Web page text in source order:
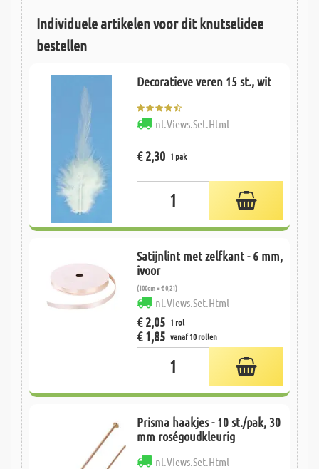
Individuele artikelen voor dit knutselidee
bestellen
Decoratieve veren 15 st., wit
nl.Views.Set.Html
€ 2,30 1 pak
Satijnlint met zelfkant - 6 mm,
ivoor
(100cm = € 0,21)
nl.Views.Set.Html
€ 2,05 1 rol
€ 1,85 vanaf 10 rollen
Prisma haakjes - 10 st./pak, 30
mm roségoudkleurig
nl.Views.Set.Html